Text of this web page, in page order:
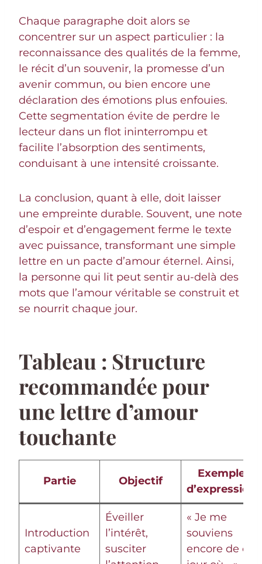
Chaque paragraphe doit alors se
concentrer sur un aspect particulier : la
reconnaissance des qualités de la femme,
le récit d’un souvenir, la promesse d’un
avenir commun, ou bien encore une
déclaration des émotions plus enfouies.
Cette segmentation évite de perdre le
lecteur dans un flot ininterrompu et
facilite l’absorption des sentiments,
conduisant à une intensité croissante.
La conclusion, quant à elle, doit laisser
une empreinte durable. Souvent, une note
d’espoir et d’engagement ferme le texte
avec puissance, transformant une simple
lettre en un pacte d’amour éternel. Ainsi,
la personne qui lit peut sentir au-delà des
mots que l’amour véritable se construit et
se nourrit chaque jour.
Tableau : Structure
recommandée pour
une lettre d’amour
touchante
Partie Objectif
Exemple
d’expression
Introduction
captivante
Éveiller
l’intérêt,
susciter
« Je me
souviens
encore de ce